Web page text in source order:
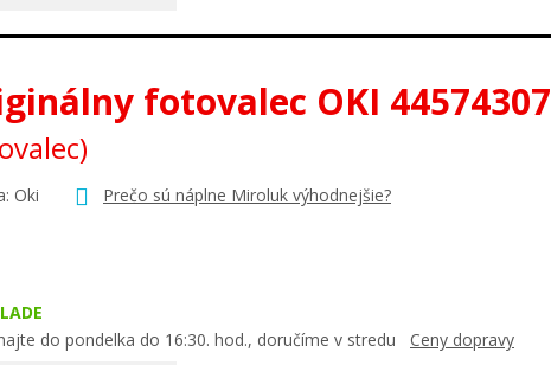
fotovalec OKI 44574307
Oki Prečo sú náplne Miroluk výhodnejšie?
do pondelka do 16:30. hod., doručíme v stredu Ceny dopravy